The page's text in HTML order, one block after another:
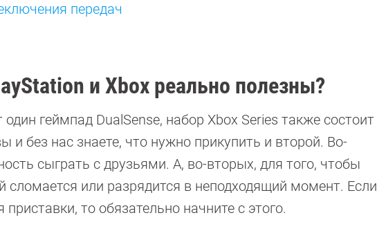
передач
и Xbox реально полезны?
геймпад DualSense, набор Xbox Series также состоит
и без нас знаете, что нужно прикупить и второй. Во-
сыграть с друзьями. А, во-вторых, для того, чтобы
сломается или разрядится в неподходящий момент. Если
то обязательно начните с этого.